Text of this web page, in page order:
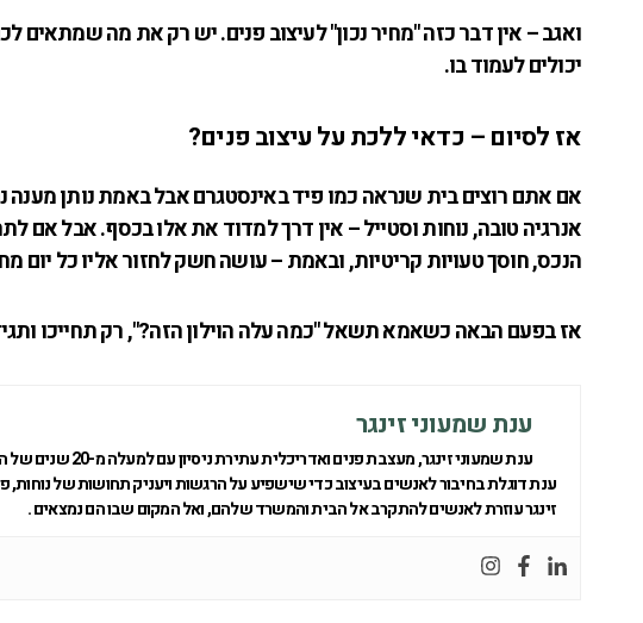
ואגב – אין דבר כזה "מחיר נכון" לעיצוב פנים. יש רק את מה
יכולים לעמוד בו.
אז לסיום – כדאי ללכת על עיצוב פנים?
אם אתם רוצים בית שנראה כמו פיד באינסטגרם אבל באמת נותן מענה
אנרגיה טובה, נוחות וסטייל – אין דרך למדוד את אלו בכסף. אבל
הנכס, חוסך טעויות קריטיות, ובאמת – עושה חשק לחזור אליו כל יום
אז בפעם הבאה כשאמא תשאל "כמה עלה הוילון הזה?", רק תחייכו
ענת שמעוני זינגר
ענת שמעוני זינגר, מעצבת פנים ואדריכלית עתירת ניסיון עם למעלה מ-20 שנים של הצלחות.
ענת דוגלת בחיבור לאנשים בעיצוב כדי שישפיע על הרגשות ויעניק תחושות של נוחות,
זינגר עוזרת לאנשים להתקרב אל הבית והמשרד שלהם, ואל המקום שבו הם נמצאים .